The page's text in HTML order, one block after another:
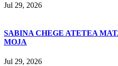
Jul 29, 2026
SABINA CHEGE ATETEA
MOJA
Jul 29, 2026